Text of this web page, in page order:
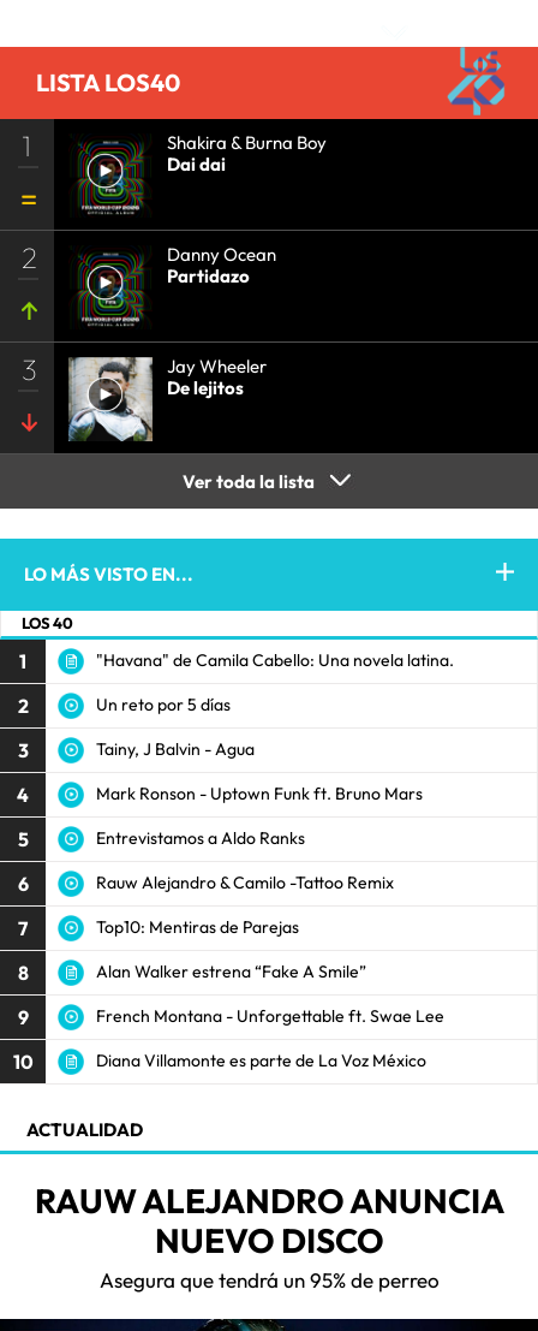
COMUNICACIÓN•COMUNICACIÓN•
LISTA LOS40
1
Shakira & Burna Boy
Dai dai
2
Danny Ocean
Partidazo
3
Jay Wheeler
De lejitos
Ver toda la lista
LO MÁS VISTO EN...
LOS 40
1 "Havana" de Camila Cabello: Una novela latina.
2 Un reto por 5 días
3 Tainy, J Balvin - Agua
4 Mark Ronson - Uptown Funk ft. Bruno Mars
5 Entrevistamos a Aldo Ranks
6 Rauw Alejandro & Camilo -Tattoo Remix
7 Top10: Mentiras de Parejas
8 Alan Walker estrena “Fake A Smile”
9 French Montana - Unforgettable ft. Swae Lee
10 Diana Villamonte es parte de La Voz México
ACTUALIDAD
RAUW ALEJANDRO ANUNCIA
NUEVO DISCO
Asegura que tendrá un 95% de perreo